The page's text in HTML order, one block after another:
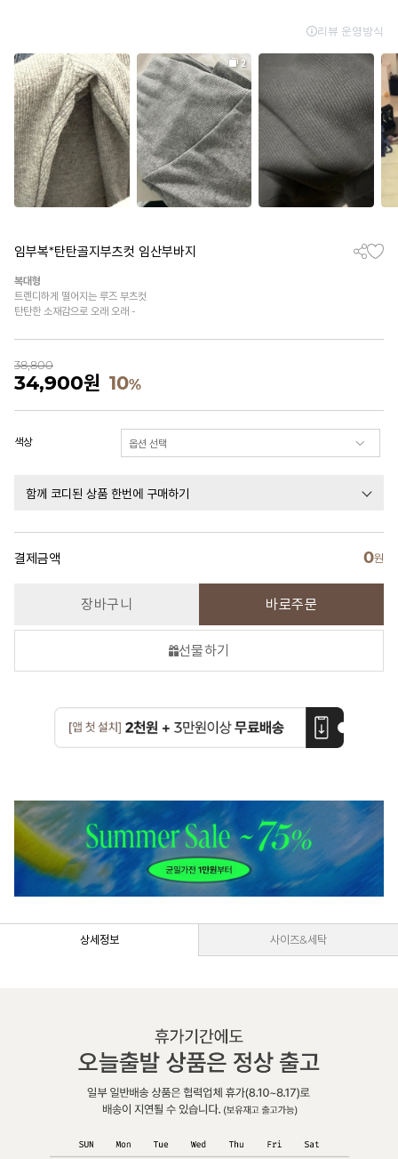
임부복*탄탄골지부츠컷 임산부바지
복대형
트렌디하게 떨어지는 루즈 부츠컷
탄탄한 소재감으로 오래 오래 -
38,800
34,900원 10%
색상
함께 코디된 상품 한번에 구매하기
결제금액 0원
장바구니 바로주문
선물하기
상세정보 사이즈&세탁